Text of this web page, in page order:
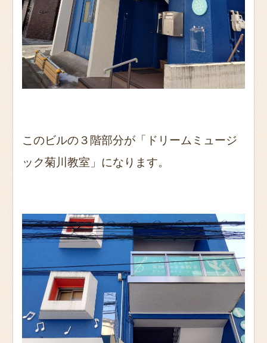
このビルの３階部分が「ドリームミュージ
ック菊川教室」になります。